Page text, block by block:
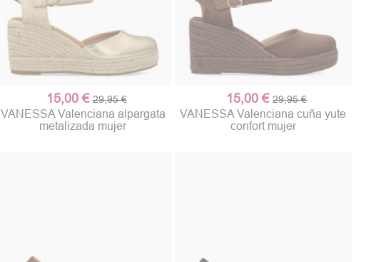
15,00 € 29,95 €
VANESSA Valenciana alpargata
metalizada mujer
15,00 € 29,95 €
VANESSA Valenciana cuña yute
confort mujer